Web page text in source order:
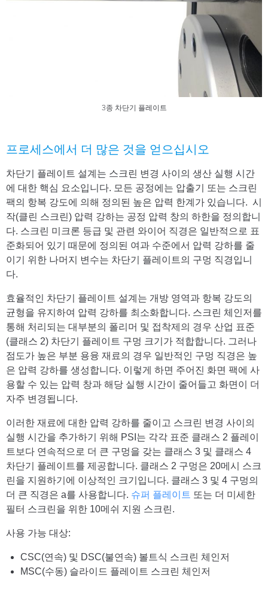
3종 차단기 플레이트
프로세스에서 더 많은 것을 얻으십시오
차단기 플레이트 설계는 스크린 변경 사이의 생산 실행 시간
에 대한 핵심 요소입니다. 모든 공정에는 압출기 또는 스크린
팩의 항복 강도에 의해 정의된 높은 압력 한계가 있습니다. 시
작(클린 스크린) 압력 강하는 공정 압력 창의 하한을 정의합니
다. 스크린 미크론 등급 및 관련 와이어 직경은 일반적으로 표
준화되어 있기 때문에 정의된 여과 수준에서 압력 강하를 줄
이기 위한 나머지 변수는 차단기 플레이트의 구멍 직경입니
다.
효율적인 차단기 플레이트 설계는 개방 영역과 항복 강도의
균형을 유지하여 압력 강하를 최소화합니다. 스크린 체인저를
통해 처리되는 대부분의 폴리머 및 접착제의 경우 산업 표준
(클래스 2) 차단기 플레이트 구멍 크기가 적합합니다. 그러나
점도가 높은 부분 용융 재료의 경우 일반적인 구멍 직경은 높
은 압력 강하를 생성합니다. 이렇게 하면 주어진 화면 팩에 사
용할 수 있는 압력 창과 해당 실행 시간이 줄어들고 화면이 더
자주 변경됩니다.
이러한 재료에 대한 압력 강하를 줄이고 스크린 변경 사이의
실행 시간을 추가하기 위해 PSI는 각각 표준 클래스 2 플레이
트보다 연속적으로 더 큰 구멍을 갖는 클래스 3 및 클래스 4
차단기 플레이트를 제공합니다. 클래스 2 구멍은 20메시 스크
린을 지원하기에 이상적인 크기입니다. 클래스 3 및 4 구멍의
더 큰 직경은 a를 사용합니다. 슈퍼 플레이트 또는 더 미세한
필터 스크린을 위한 10메쉬 지원 스크린.
사용 가능 대상:
CSC(연속) 및 DSC(불연속) 볼트식 스크린 체인저
MSC(수동) 슬라이드 플레이트 스크린 체인저